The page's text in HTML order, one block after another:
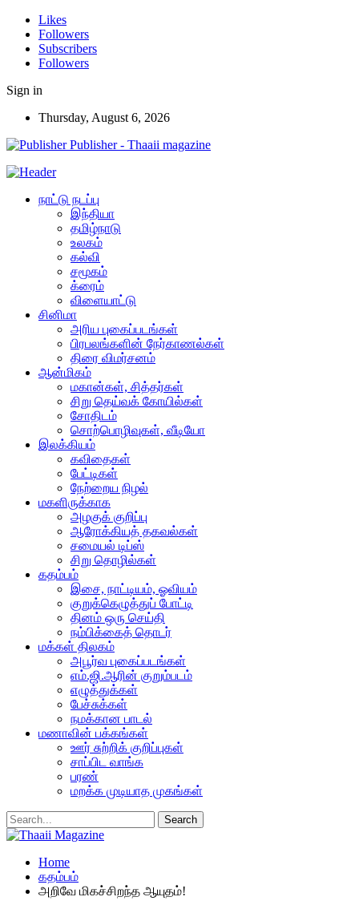
Likes
Followers
Subscribers
Followers
Sign in
Thursday, August 6, 2026
Publisher - Thaaii magazine
நாட்டு நடப்பு
இந்தியா
தமிழ்நாடு
உலகம்
கல்வி
சமூகம்
க்ரைம்
விளையாட்டு
சினிமா
அரிய புகைப்படங்கள்
பிரபலங்களின் நேர்காணல்கள்
திரை விமர்சனம்
ஆன்மிகம்
மகான்கள், சித்தர்கள்
சிறு தெய்வக் கோயில்கள்
சோதிடம்
சொற்பொழிவுகள், வீடியோ
இலக்கியம்
கவிதைகள்
பேட்டிகள்
நேற்றைய நிழல்
மகளிருக்காக
அழகுக் குறிப்பு
ஆரோக்கியத் தகவல்கள்
சமையல் டிப்ஸ்
சிறு தொழில்கள்
கதம்பம்
இசை, நாட்டியம், ஓவியம்
குறுக்கெழுத்துப் போட்டி
தினம் ஒரு செய்தி
நம்பிக்கைத் தொடர்
மக்கள் திலகம்
அபூர்வ புகைப்படங்கள்
எம்.ஜி.ஆரின் குறும்படம்
எழுத்துக்கள்
பேச்சுக்கள்
நமக்கான பாடல்
மணாவின் பக்கங்கள்
ஊர் சுற்றிக் குறிப்புகள்
சாப்பிட வாங்க
பரண்
மறக்க முடியாத முகங்கள்
Home
கதம்பம்
அறிவே மிகச்சிறந்த ஆயுதம்!